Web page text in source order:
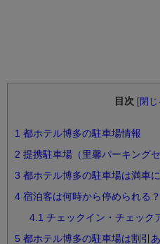
目次 閉じ
1 都ホテル博多の駐車場情報
2 提携駐車場（里馨パーキング
3 都ホテル博多の駐車場は満車
4 宿泊客は何時から停められる？
4.1 チェックイン・チェック
5 都ホテル博多の駐車場は割引